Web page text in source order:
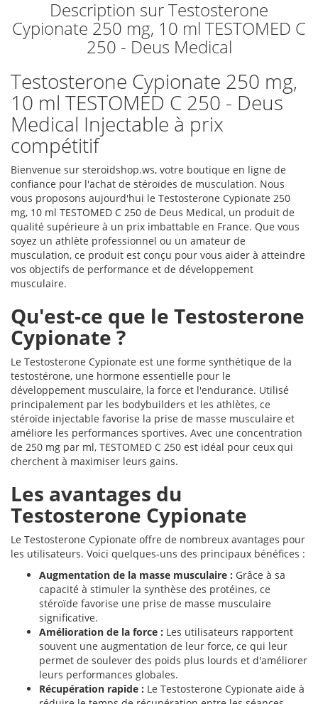
Description sur Testosterone
Cypionate 250 mg, 10 ml TESTOMED C
250 - Deus Medical
Testosterone Cypionate 250 mg,
10 ml TESTOMED C 250 - Deus
Medical Injectable à prix
compétitif
Bienvenue sur steroidshop.ws, votre boutique en ligne de
confiance pour l'achat de stéroïdes de musculation. Nous
vous proposons aujourd'hui le Testosterone Cypionate 250
mg, 10 ml TESTOMED C 250 de Deus Medical, un produit de
qualité supérieure à un prix imbattable en France. Que vous
soyez un athlète professionnel ou un amateur de
musculation, ce produit est conçu pour vous aider à atteindre
vos objectifs de performance et de développement
musculaire.
Qu'est-ce que le Testosterone
Cypionate ?
Le Testosterone Cypionate est une forme synthétique de la
testostérone, une hormone essentielle pour le
développement musculaire, la force et l'endurance. Utilisé
principalement par les bodybuilders et les athlètes, ce
stéroïde injectable favorise la prise de masse musculaire et
améliore les performances sportives. Avec une concentration
de 250 mg par ml, TESTOMED C 250 est idéal pour ceux qui
cherchent à maximiser leurs gains.
Les avantages du
Testosterone Cypionate
Le Testosterone Cypionate offre de nombreux avantages pour
les utilisateurs. Voici quelques-uns des principaux bénéfices :
Augmentation de la masse musculaire : Grâce à sa
capacité à stimuler la synthèse des protéines, ce
stéroïde favorise une prise de masse musculaire
significative.
Amélioration de la force : Les utilisateurs rapportent
souvent une augmentation de leur force, ce qui leur
permet de soulever des poids plus lourds et d'améliorer
leurs performances globales.
Récupération rapide : Le Testosterone Cypionate aide à